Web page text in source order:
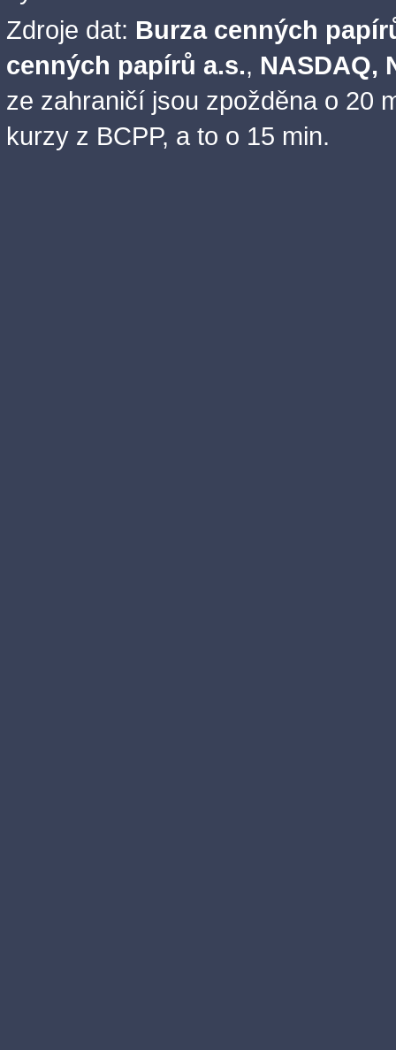
Zdroje dat: Burza cenných
cenných papírů a.s., NASDAQ,
ze zahraničí jsou zpožděna o 20
kurzy z BCPP, a to o 15 min.